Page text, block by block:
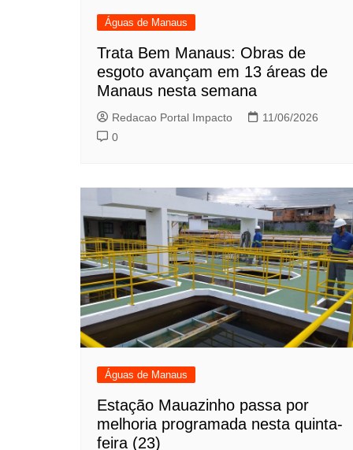
Águas de Manaus
Trata Bem Manaus: Obras de
esgoto avançam em 13 áreas de
Manaus nesta semana
Redacao Portal Impacto
11/06/2026
0
Águas de Manaus
Estação Mauazinho passa por
melhoria programada nesta quinta-
feira (23)